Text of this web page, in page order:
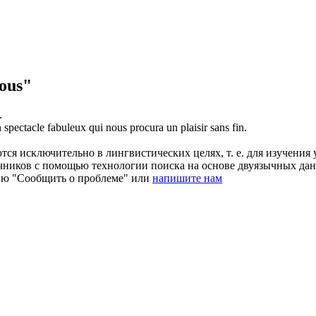
.
fabuleux qui nous procura un plaisir sans fin.
исключительно в лингвистических целях, т. е. для
с помощью технологии поиска на основе двуязычных
"Сообщить о проблеме" или напишите нам